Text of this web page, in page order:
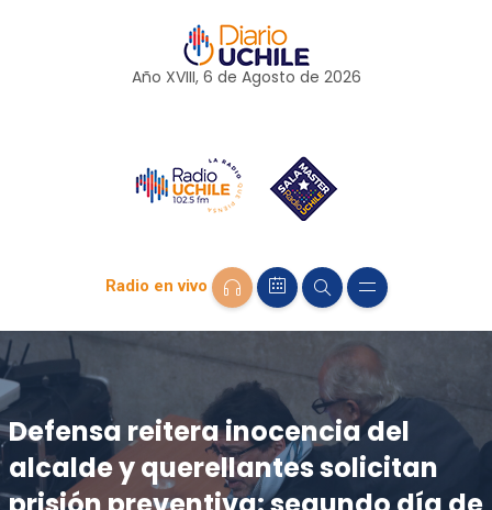
Año XVIII, 6 de Agosto de 2026
Radio en vivo
Defensa reitera inocencia del
alcalde y querellantes solicitan